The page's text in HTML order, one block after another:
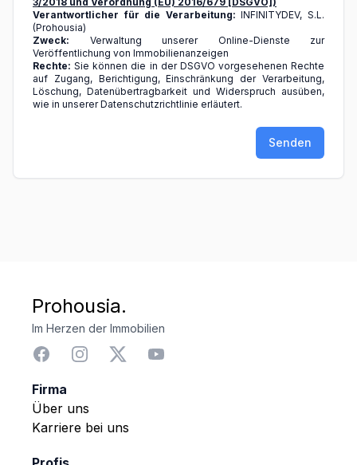
Verantwortlicher für die Verarbeitung: INFINITYDEV, S.L.
(Prohousia)
Zweck: Verwaltung unserer Online-Dienste zur
Veröffentlichung von Immobilienanzeigen
Rechte: Sie können die in der DSGVO vorgesehenen Rechte
auf Zugang, Berichtigung, Einschränkung der Verarbeitung,
Löschung, Datenübertragbarkeit und Widerspruch ausüben,
wie in unserer Datenschutzrichtlinie erläutert.
Senden
Prohousia.
Im Herzen der Immobilien
Firma
Über uns
Karriere bei uns